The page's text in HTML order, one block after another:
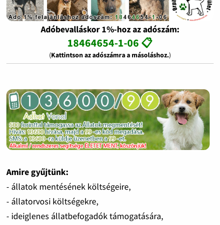
Adóbevalláskor 1%-hoz az adószám:
18464654-1-06 📋
(Kattintson az adószámra a másoláshoz.)
Amire gyűjtünk:
- állatok mentésének költségeire,
- állatorvosi költségekre,
- ideiglenes állatbefogadók támogatására,